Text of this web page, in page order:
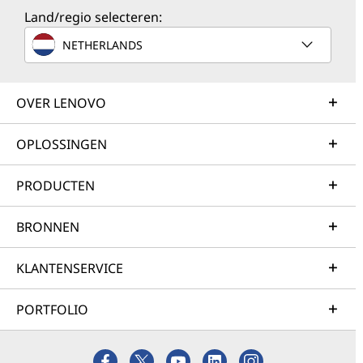
Land/regio selecteren:
NETHERLANDS
OVER LENOVO
OPLOSSINGEN
PRODUCTEN
BRONNEN
KLANTENSERVICE
PORTFOLIO